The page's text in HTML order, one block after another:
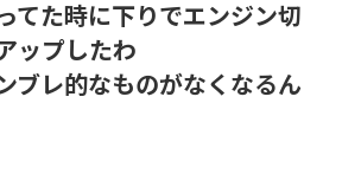
てた時に下りでエンジン切
ップしたわ
ブレ的なものがなくなるん